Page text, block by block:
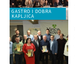
GASTRO I DOBRA
KAPLJICA